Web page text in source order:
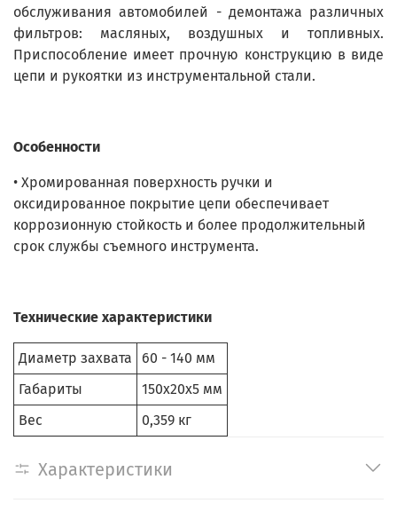
обслуживания автомобилей - демонтажа различных
фильтров: масляных, воздушных и топливных.
Приспособление имеет прочную конструкцию в виде
цепи и рукоятки из инструментальной стали.
Особенности
• Хромированная поверхность ручки и
оксидированное покрытие цепи обеспечивает
коррозионную стойкость и более продолжительный
срок службы съемного инструмента.
Технические характеристики
Диаметр захвата
60 - 140 мм
Габариты
150x20x5 мм
Вес
0,359 кг
Характеристики